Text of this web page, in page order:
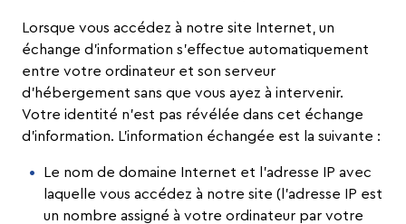
Lorsque vous accédez à notre site Internet, un
échange d’information s’effectue automatiquement
entre votre ordinateur et son serveur
d’hébergement sans que vous ayez à intervenir.
Votre identité n’est pas révélée dans cet échange
d’information. L’information échangée est la suivante :
Le nom de domaine Internet et l’adresse IP avec
laquelle vous accédez à notre site (l’adresse IP est
un nombre assigné à votre ordinateur par votre